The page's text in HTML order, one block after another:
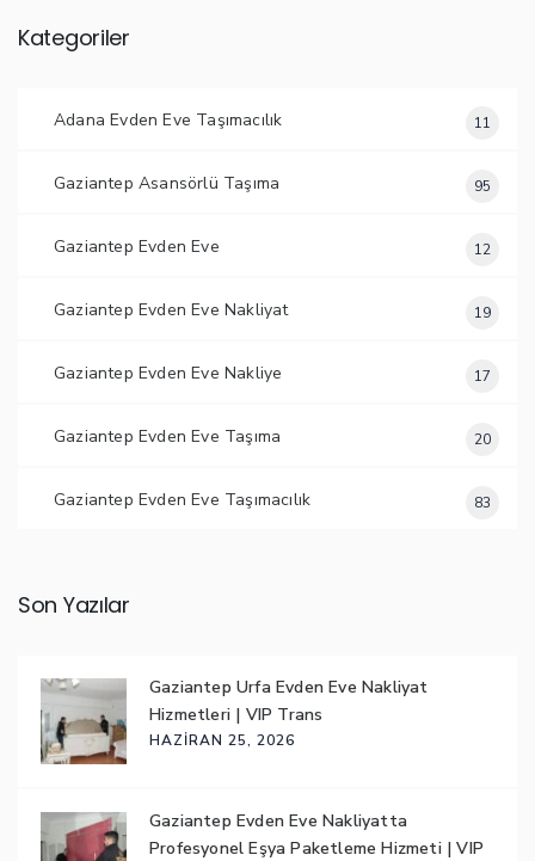
Kategoriler
Adana Evden Eve Taşımacılık 11
Gaziantep Asansörlü Taşıma 95
Gaziantep Evden Eve 12
Gaziantep Evden Eve Nakliyat 19
Gaziantep Evden Eve Nakliye 17
Gaziantep Evden Eve Taşıma 20
Gaziantep Evden Eve Taşımacılık 83
Son Yazılar
Gaziantep Urfa Evden Eve Nakliyat
Hizmetleri | VIP Trans
HAZIRAN 25, 2026
Gaziantep Evden Eve Nakliyatta
Profesyonel Eşya Paketleme Hizmeti | VIP